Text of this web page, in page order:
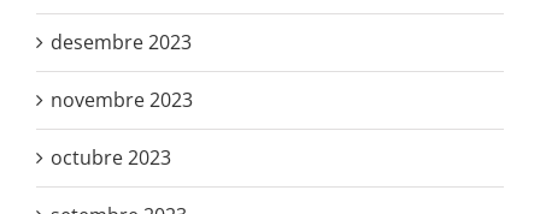
desembre 2023
novembre 2023
octubre 2023